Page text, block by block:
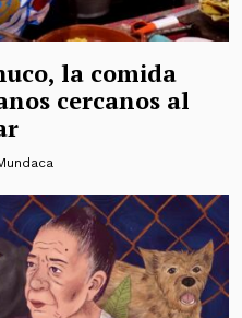
la comida
cercanos al